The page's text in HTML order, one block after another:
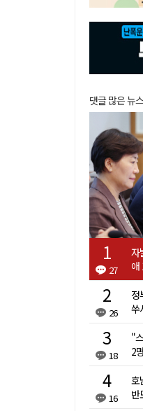
댓글 많은 뉴스
27
자
애
26
정
쑤
18
"
2
16
호
반